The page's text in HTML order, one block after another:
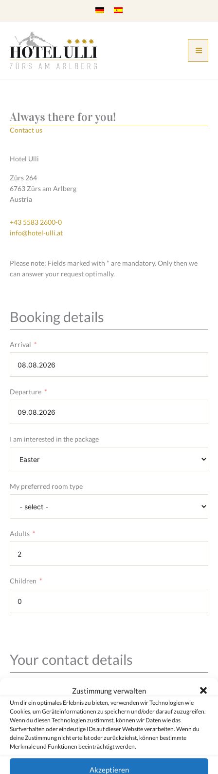
Zustimmung verwalten
Um dir ein optimales Erlebnis zu bieten, verwenden wir Technologien wie
Cookies, um Geräteinformationen zu speichern und/oder darauf zuzugreifen.
Wenn du diesen Technologien zustimmst, können wir Daten wie das
Surfverhalten oder eindeutige IDs auf dieser Website verarbeiten. Wenn du
deine Zustimmung nicht erteilst oder zurückziehst, können bestimmte
Merkmale und Funktionen beeinträchtigt werden.
Akzeptieren
Always there for you!
Contact us
Hotel Ulli
Zürs 264
6763 Zürs am Arlberg
Austria
+43 5583 2600-0
info@hotel-ulli.at
Please note: Fields marked with * are mandatory. Only then we
can answer your request optimally.
Booking details
Arrival
Departure
I am interested in the package
My preferred room type
Adults
Children
Your contact details
Mr.
Mrs.
Other
First name